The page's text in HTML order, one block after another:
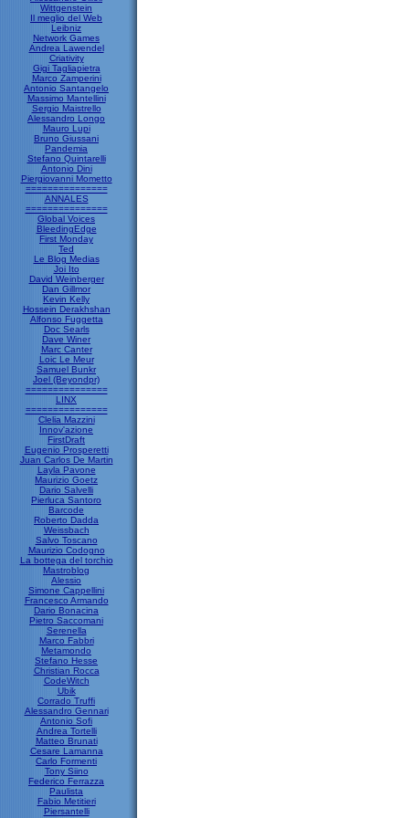
Wittgenstein
Il meglio del Web
Leibniz
Network Games
Andrea Lawendel
Criativity
Gigi Tagliapietra
Marco Zamperini
Antonio Santangelo
Massimo Mantellini
Sergio Maistrello
Alessandro Longo
Mauro Lupi
Bruno Giussani
Pandemia
Stefano Quintarelli
Antonio Dini
Piergiovanni Mometto
===============
ANNALES
===============
Global Voices
BleedingEdge
First Monday
Ted
Le Blog Medias
Joi Ito
David Weinberger
Dan Gillmor
Kevin Kelly
Hossein Derakhshan
Alfonso Fuggetta
Doc Searls
Dave Winer
Marc Canter
Loic Le Meur
Samuel Bunkr
Joel (Beyondpr)
===============
LINX
===============
Clelia Mazzini
Innov'azione
FirstDraft
Eugenio Prosperetti
Juan Carlos De Martin
Layla Pavone
Maurizio Goetz
Dario Salvelli
Pierluca Santoro
Barcode
Roberto Dadda
Weissbach
Salvo Toscano
Maurizio Codogno
La bottega del torchio
Mastroblog
Alessio
Simone Cappellini
Francesco Armando
Dario Bonacina
Pietro Saccomani
Serenella
Marco Fabbri
Metamondo
Stefano Hesse
Christian Rocca
CodeWitch
Ubik
Corrado Truffi
Alessandro Gennari
Antonio Sofi
Andrea Tortelli
Matteo Brunati
Cesare Lamanna
Carlo Formenti
Tony Siino
Federico Ferrazza
Paulista
Fabio Metitieri
Piersantelli